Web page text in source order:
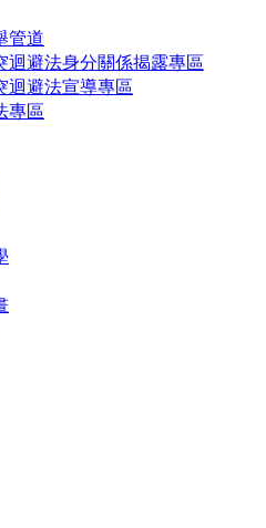
管道
迴避法身分關係揭露專區
迴避法宣導專區
專區